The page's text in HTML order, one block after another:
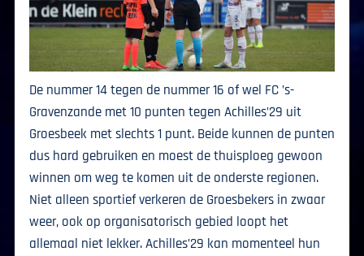
De nummer 14 tegen de nummer 16 of wel FC ’s-
Gravenzande met 10 punten tegen Achilles’29 uit
Groesbeek met slechts 1 punt. Beide kunnen de punten
dus hard gebruiken en moest de thuisploeg gewoon
winnen om weg te komen uit de onderste regionen.
Niet alleen sportief verkeren de Groesbekers in zwaar
weer, ook op organisatorisch gebied loopt het
allemaal niet lekker. Achilles’29 kan momenteel hun